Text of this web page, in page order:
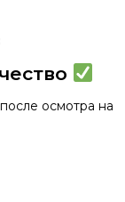
осмотра на